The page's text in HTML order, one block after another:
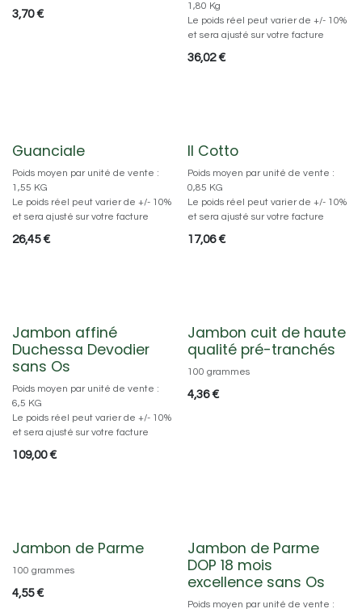
3,70€
1,80 Kg
Le poids réel peut varier de +/- 10%
et sera ajusté sur votre facture
36,02€
Guanciale
Poids moyen par unité de vente :
1,55 KG
Le poids réel peut varier de +/- 10%
et sera ajusté sur votre facture
26,45€
Il Cotto
Poids moyen par unité de vente :
0,85 KG
Le poids réel peut varier de +/- 10%
et sera ajusté sur votre facture
17,06€
Jambon affiné
Duchessa Devodier
sans Os
Poids moyen par unité de vente :
6,5 KG
Le poids réel peut varier de +/- 10%
et sera ajusté sur votre facture
109,00€
Jambon cuit de haute
qualité pré-tranchés
100 grammes
4,36€
Jambon de Parme
100 grammes
4,55€
Jambon de Parme
DOP 18 mois
excellence sans Os
Poids moyen par unité de vente :